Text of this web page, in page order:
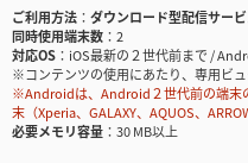
ご利用方法
ダウンロード型配信サービ
同時使用端末数
2
対応OS
iOS最新の２世代前まで /
※コンテンツの使用にあたり、専用ビ
※Androidは、Android２世代前の端末
末（Xperia、GALAXY、AQUOS、
必要メモリ容量
30 MB以上